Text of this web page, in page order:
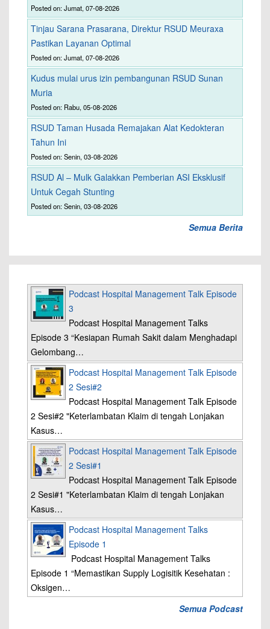
Posted on: Jumat, 07-08-2026
Tinjau Sarana Prasarana, Direktur RSUD Meuraxa
Pastikan Layanan Optimal
Posted on: Jumat, 07-08-2026
Kudus mulai urus izin pembangunan RSUD Sunan
Muria
Posted on: Rabu, 05-08-2026
RSUD Taman Husada Remajakan Alat Kedokteran
Tahun Ini
Posted on: Senin, 03-08-2026
RSUD Al – Mulk Galakkan Pemberian ASI Eksklusif
Untuk Cegah Stunting
Posted on: Senin, 03-08-2026
Semua Berita
Podcast Hospital Management Talk Episode
3
Podcast Hospital Management Talks
Episode 3 “Kesiapan Rumah Sakit dalam Menghadapi
Gelombang…
Podcast Hospital Management Talk Episode
2 Sesi#2
Podcast Hospital Management Talk Episode
2 Sesi#2 "Keterlambatan Klaim di tengah Lonjakan
Kasus…
Podcast Hospital Management Talk Episode
2 Sesi#1
Podcast Hospital Management Talk Episode
2 Sesi#1 "Keterlambatan Klaim di tengah Lonjakan
Kasus…
Podcast Hospital Management Talks
Episode 1
Podcast Hospital Management Talks
Episode 1 “Memastikan Supply Logisitik Kesehatan :
Oksigen…
Semua Podcast